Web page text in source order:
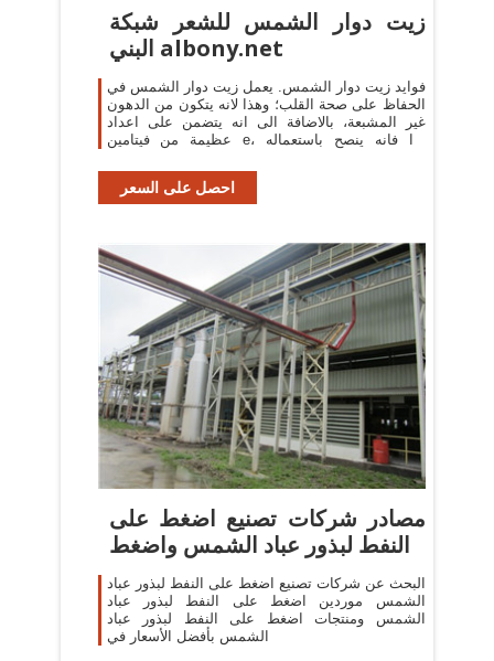
زيت دوار الشمس للشعر شبكة
البني albony.net
فوايد زيت دوار الشمس. يعمل زيت دوار الشمس في
الحفاظ على صحة القلب؛ وهذا لانه يتكون من الدهون
غير المشبعة، بالاضافة الى انه يتضمن على اعداد
عظيمة من فيتامين e، لذا فانه ينصح باستعماله
احصل على السعر
مصادر شركات تصنيع اضغط على
النفط لبذور عباد الشمس واضغط
البحث عن شركات تصنيع اضغط على النفط لبذور عباد
الشمس موردين اضغط على النفط لبذور عباد
الشمس ومنتجات اضغط على النفط لبذور عباد
الشمس بأفضل الأسعار في